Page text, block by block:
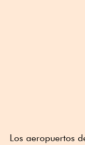
Los aeropuertos